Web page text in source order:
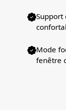
Support
Mode
fenêtre